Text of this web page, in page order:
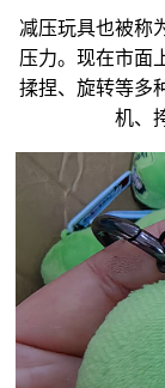
减压玩具也被称
压力。现在市面
揉捏、旋转等多
机、